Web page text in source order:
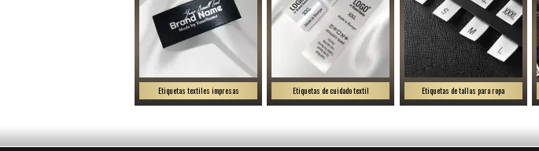
Etiquetas textiles impresas Etiquetas de cuidado textil Etiquetas de tallas para ropa